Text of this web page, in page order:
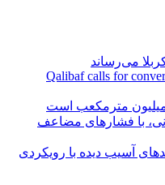
می‌رساند
Qalibaf calls for
با فشارهای مضاعف
آسیب دیده با رویکردی